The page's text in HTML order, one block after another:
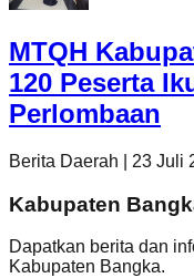
MTQH
120 Peserta
Perlombaan
Berita Daerah 23 Juli
Kabupaten
Dapatkan berita dan
Kabupaten Bangka.